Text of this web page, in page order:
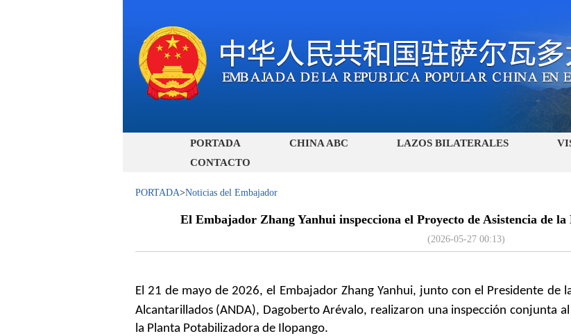
PORTADA CHINA ABC LAZOS BILATERALES
CONTACTO
PORTADA>Noticias del Embajador
El Embajador Zhang Yanhui inspecciona el Proyecto de Asistencia de
(2026-05-27 00:13)
El 21 de mayo de 2026, el Embajador Zhang Yanhui, junto con el Presidente de
Alcantarillados (ANDA), Dagoberto Arévalo, realizaron una inspección conjunta
la Planta Potabilizadora de Ilopango.